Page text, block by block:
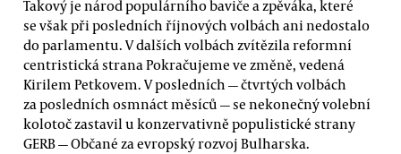
Takový je národ populárního baviče a zpěváka, které
se však při posledních říjnových volbách ani nedostalo
do parlamentu. V dalších volbách zvítězila reformní
centristická strana Pokračujeme ve změně, vedená
Kirilem Petkovem. V posledních — čtvrtých volbách
za posledních osmnáct měsíců — se nekonečný volební
kolotoč zastavil u konzervativně populistické strany
GERB — Občané za evropský rozvoj Bulharska.